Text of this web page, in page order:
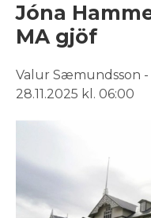
Jóna
MA gjöf
Valur Sæmundsson -
28.11.2025 kl. 06:00